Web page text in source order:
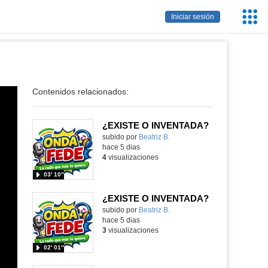
Iniciar sesión
Contenidos relacionados:
¿EXISTE O INVENTADA?
Contenido educativo.
subido por Beatriz B.
03′ 10″
hace 5 dias
4visualizaciones
¿EXISTE O INVENTADA?
Contenido educativo.
subido por Beatriz B.
02′ 01″
hace 5 dias
3visualizaciones